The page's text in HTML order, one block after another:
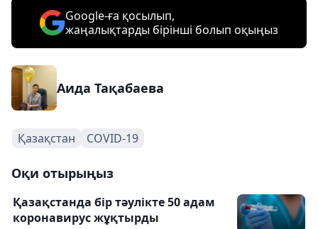
Google-ға қосылып,
жаңалықтарды бірінші болып оқыңыз
Аида Тақабаева
Қазақстан COVID-19
Оқи отырыңыз
Қазақстанда бір тәулікте 50 адам
коронавирус жұқтырды